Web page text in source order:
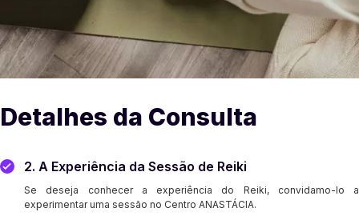
Detalhes da Consulta
2. A Experiência da Sessão de Reiki
Se deseja conhecer a experiência do Reiki, convidamo-lo a
experimentar uma sessão no Centro ANASTÁCIA.